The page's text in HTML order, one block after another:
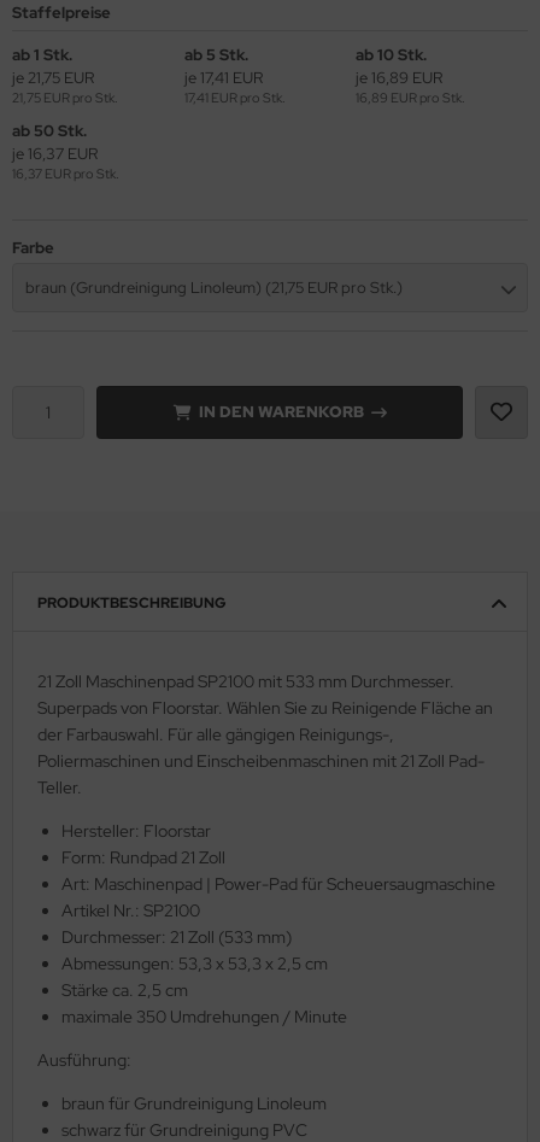
Staffelpreise
ab 1 Stk.
je 21,75 EUR
21,75 EUR pro Stk.
ab 5 Stk.
je 17,41 EUR
17,41 EUR pro Stk.
ab 10 Stk.
je 16,89 EUR
16,89 EUR pro Stk.
ab 50 Stk.
je 16,37 EUR
16,37 EUR pro Stk.
Farbe
braun (Grundreinigung Linoleum) (21,75 EUR pro Stk.)
IN DEN WARENKORB
PRODUKTBESCHREIBUNG
21 Zoll Maschinenpad SP2100 mit 533 mm Durchmesser.
Superpads von Floorstar. Wählen Sie zu Reinigende Fläche an
der Farbauswahl. Für alle gängigen Reinigungs-,
Poliermaschinen und Einscheibenmaschinen mit 21 Zoll Pad-
Teller.
Hersteller: Floorstar
Form: Rundpad 21 Zoll
Art: Maschinenpad | Power-Pad für Scheuersaugmaschine
Artikel Nr.: SP2100
Durchmesser: 21 Zoll (533 mm)
Abmessungen: 53,3 x 53,3 x 2,5 cm
Stärke ca. 2,5 cm
maximale 350 Umdrehungen / Minute
Ausführung:
braun für Grundreinigung Linoleum
schwarz für Grundreinigung PVC